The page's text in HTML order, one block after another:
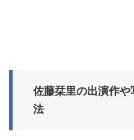
佐藤栞里の出演作
法